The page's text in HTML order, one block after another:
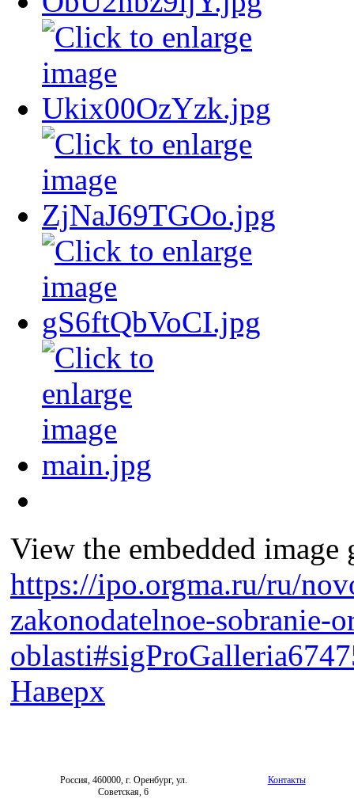
View the embedded
https://ipo.orgma.ru/ru/
zakonodatelnoe-sobranie-
Наверх
Россия, 460000, г. Оренбург, ул.
Советская, 6
Контакты